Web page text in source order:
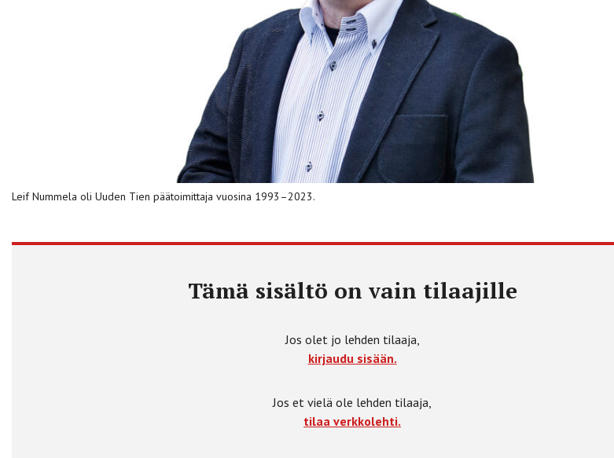
Leif Nummela oli Uuden Tien päätoimittaja vuosina 1993–2023.
Tämä sisältö on vain tilaajille
Jos olet jo lehden tilaaja,
kirjaudu sisään.
Jos et vielä ole lehden tilaaja,
tilaa verkkolehti.